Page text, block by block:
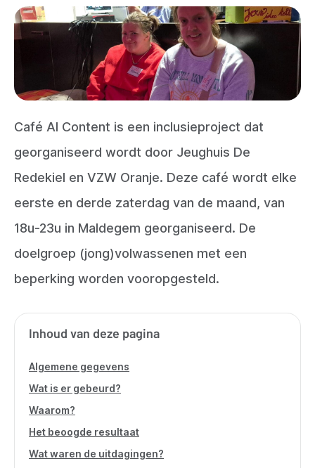
Café Al Content is een inclusieproject dat
georganiseerd wordt door Jeughuis De
Redekiel en VZW Oranje. Deze café wordt elke
eerste en derde zaterdag van de maand, van
18u-23u in Maldegem georganiseerd. De
doelgroep (jong)volwassenen met een
beperking worden vooropgesteld.
Inhoud van deze pagina
Algemene gegevens
Wat is er gebeurd?
Waarom?
Het beoogde resultaat
Wat waren de uitdagingen?